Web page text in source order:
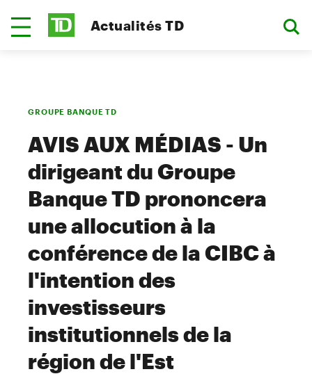
Actualités TD
GROUPE BANQUE TD
AVIS AUX MÉDIAS - Un
dirigeant du Groupe
Banque TD prononcera
une allocution à la
conférence de la CIBC à
l'intention des
investisseurs
institutionnels de la
région de l'Est